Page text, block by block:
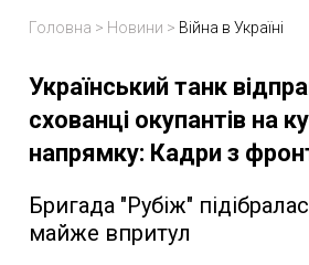
Головна > Новини > Війна в Україні
Український танк
схованці окупантів на
напрямку: Кадри з
Бригада "Рубіж"
майже впритул